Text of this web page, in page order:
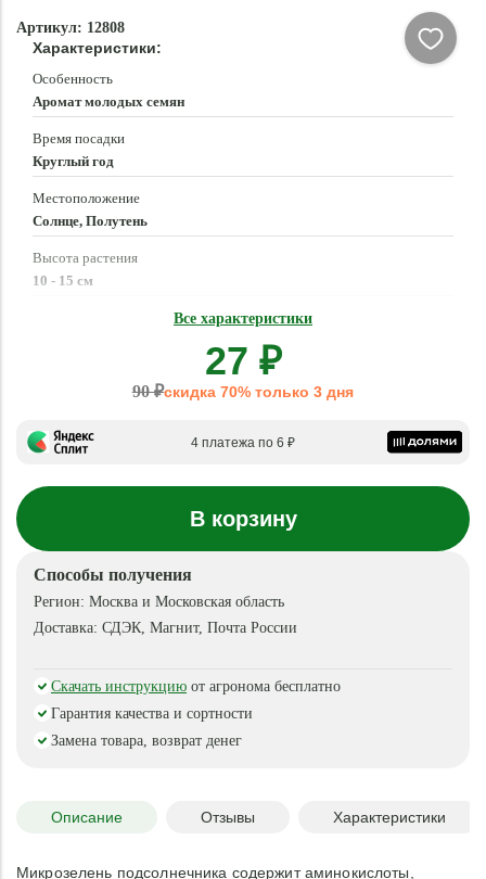
Артикул: 12808
Характеристики:
Особенность
Аромат молодых семян
Время посадки
Круглый год
Местоположение
Солнце, Полутень
Высота растения
10 - 15 см
Все характеристики
27 ₽
90 ₽скидка 70% только 3 дня
4 платежа по 6 ₽
В корзину
Способы получения
Регион: Москва и Московская область
Доставка: СДЭК, Магнит, Почта России
Скачать инструкцию от агронома бесплатно
Гарантия качества и сортности
Замена товара, возврат денег
Описание Отзывы Характеристики
Микрозелень подсолнечника содержит аминокислоты,